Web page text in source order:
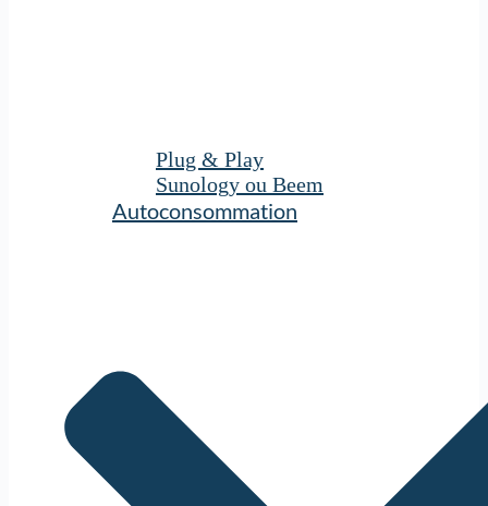
Plug & Play
Sunology ou Beem
Autoconsommation